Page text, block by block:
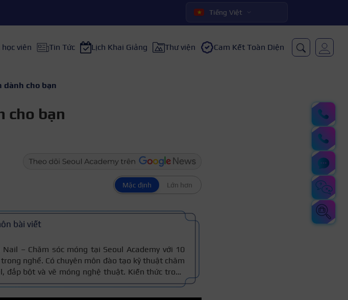
Tiếng Việt
học viên Tin Tức Lịch Khai Giảng Thư viện Cam Kết Toàn Diện
dành cho bạn
cho bạn
Mặc định Lớn hơn
bài viết
Nail – Chăm sóc móng tại Seoul Academy với 10
nghề. Có chuyên môn đào tạo kỹ thuật chăm
đắp bột và vẽ móng nghệ thuật. Kiến thức trong
với quy trình chăm sóc móng chuẩn nghề và 10